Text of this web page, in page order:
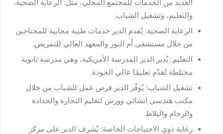
العديد من الخدمات للمجتمع المحلي، مثل: الرعاية الصحية،
والتعليم، وتشغيل الشباب.
الرعاية الصحية: يُقدم الدير خدمات طبية مجانية للمحتاجين
من خلال مستشفى أم النور والمعهد العالي للتمريض.
التعليم: يُدير الدير المدرسة الأمريكية، وهي مدرسة ثانوية
مختلطة تُقدّم تعليمًا عالي الجودة.
تشغيل الشباب: يُوفّر الدير فرص عمل للشباب من خلال
مكتب هندسي انشائي وورش لتعليم النجارة والحدادة
والرخام والبلاط.
رعاية ذوي الاحتياجات الخاصة: يُشرف الدير على مركز